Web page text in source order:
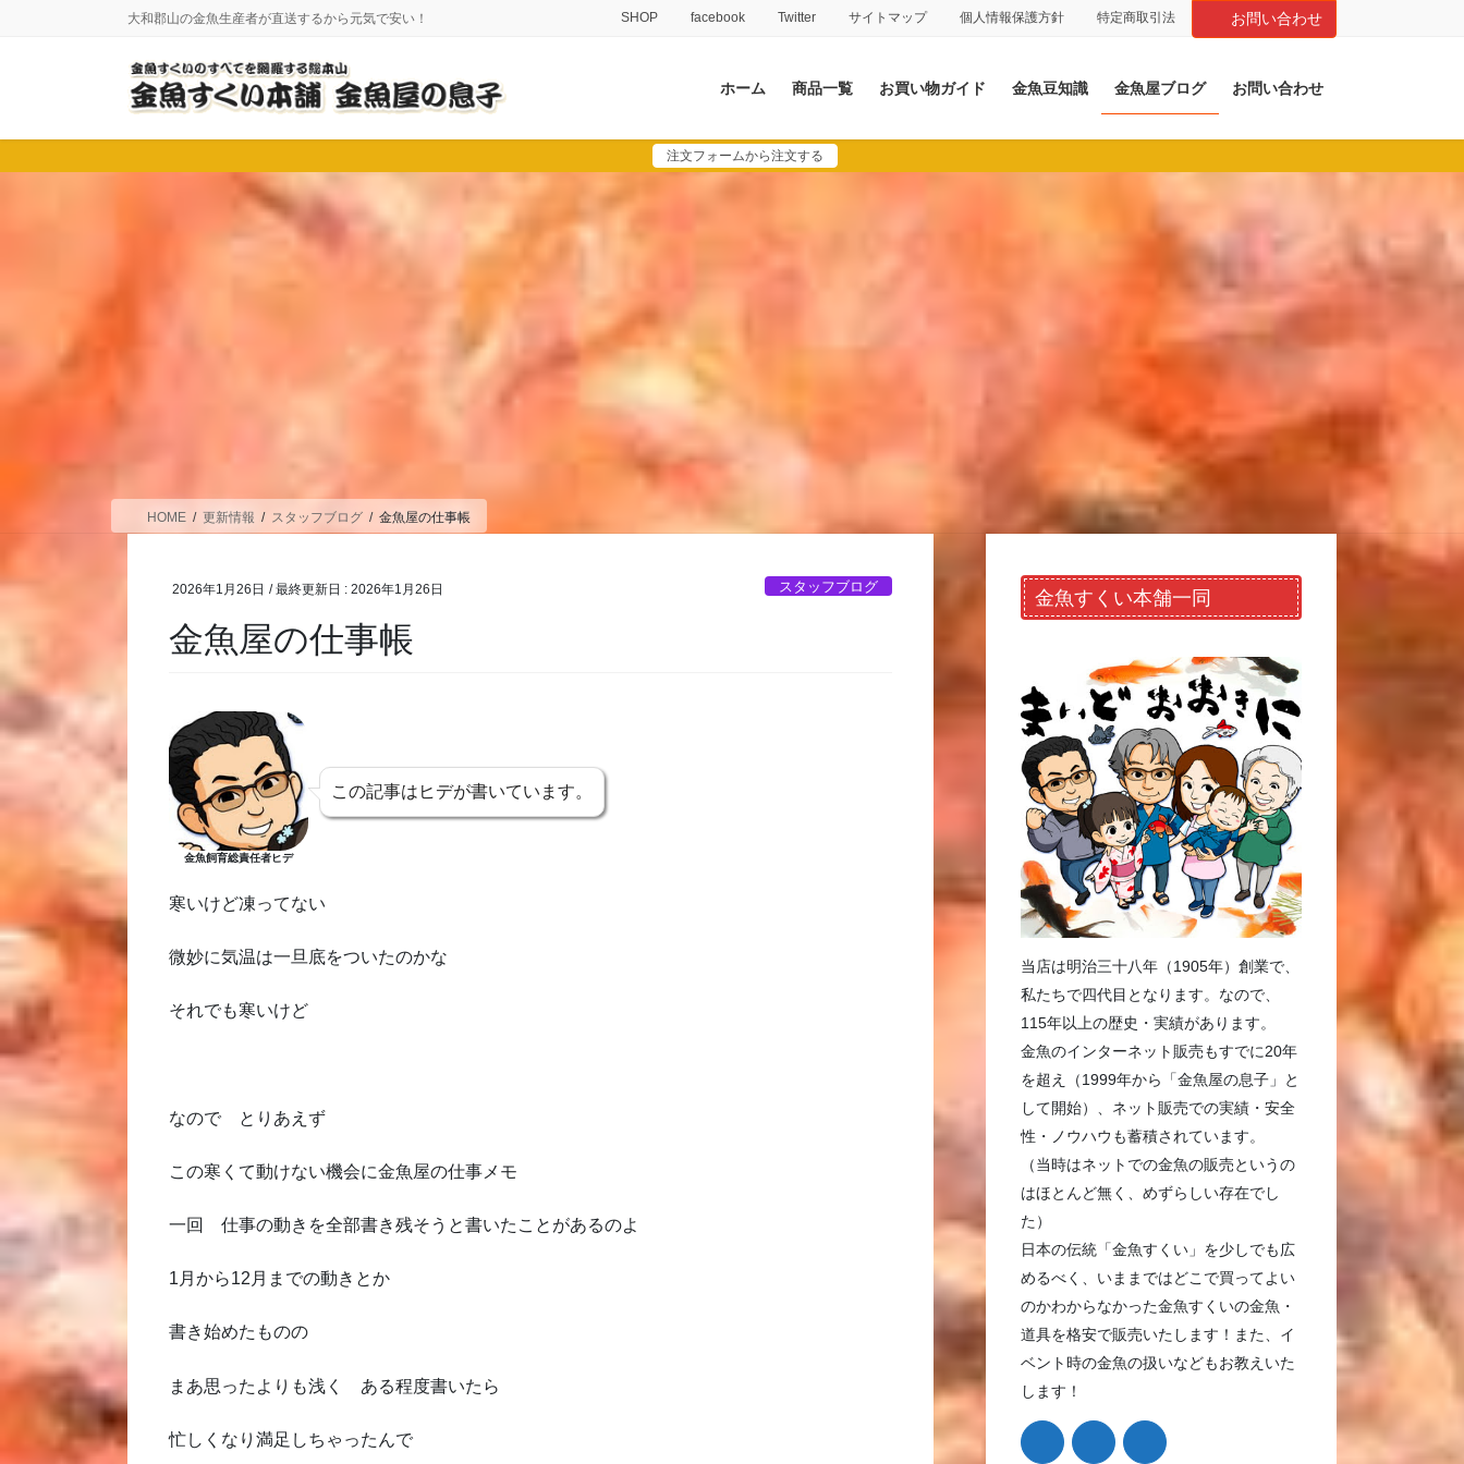
に
移
ョ
ン
大和郡山の金魚生産者が直送するから元気で安い！ SHOP facebook Twitter サイトマップ 個人情報保護方針 特定商取引法 お問い合わせ
ホーム 商品一覧 お買い物ガイド 金魚豆知識 金魚屋ブログ お問い合わせ
注文フォームから注文する
HOME 更新情報 スタッフブログ 金魚屋の仕事帳
2026年1月26日 / 最終更新日 :2026年1月26日 スタッフブログ
金魚屋の仕事帳
金魚飼育総責任者ヒデ
この記事はヒデが書いています。
寒いけど凍ってない
微妙に気温は一旦底をついたのかな
それでも寒いけど
なので とりあえず
この寒くて動けない機会に金魚屋の仕事メモ
一回 仕事の動きを全部書き残そうと書いたことがあるのよ
1月から12月までの動きとか
書き始めたものの
まあ思ったよりも浅く ある程度書いたら
忙しくなり満足しちゃったんで
金魚すくい本舗一同
当店は明治三十八年（1905年）創業で、
私たちで四代目となります。なので、
115年以上の歴史・実績があります。
金魚のインターネット販売もすでに20年
を超え（1999年から「金魚屋の息子」と
して開始）、ネット販売での実績・安全
性・ノウハウも蓄積されています。
（当時はネットでの金魚の販売というの
はほとんど無く、めずらしい存在でし
た）
日本の伝統「金魚すくい」を少しでも広
めるべく、いままではどこで買ってよい
のかわからなかった金魚すくいの金魚・
道具を格安で販売いたします！また、イ
ベント時の金魚の扱いなどもお教えいた
します！